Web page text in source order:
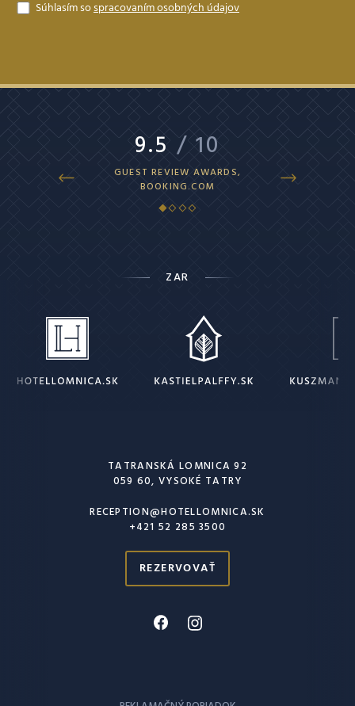
Súhlasím sospracovaním osobných údajov
9.5 / 10
GUEST REVIEW AWARDS,
BOOKING.COM
SUPERB,
ZAR
TATRANSKÁ LOMNICA 92
059 60, VYSOKÉ TATRY
REZERVOVAŤ
RECEPTION@HOTELLOMNICA.SK
+421 52 285 3500